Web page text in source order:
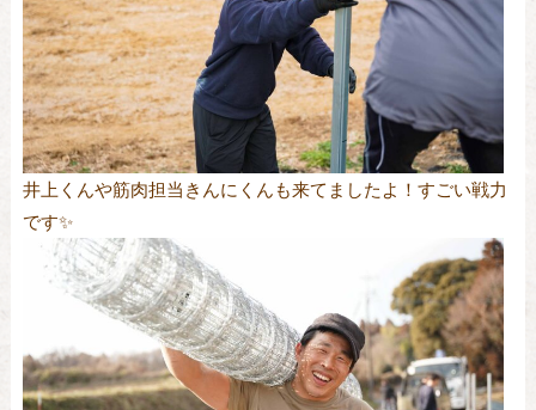
井上くんや筋肉担当きんにくんも来てましたよ！すごい戦力
です✨